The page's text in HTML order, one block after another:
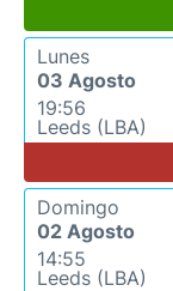
Lunes
03 Agosto
19:56
Leeds (LBA)
Domingo
02 Agosto
14:55
Leeds (LBA)